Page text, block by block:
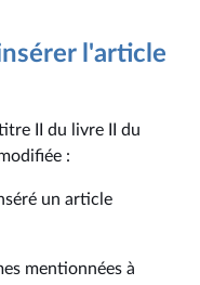
l'article
II du livre II du
:
un article
mentionnées à